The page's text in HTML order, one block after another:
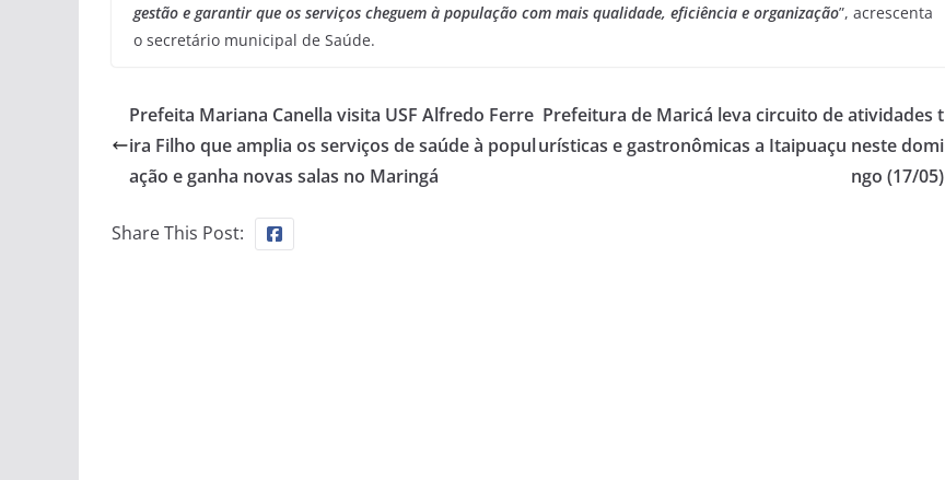
gestão e garantir que os serviços cheguem à população com mais qualidade, eficiência e organização”, acrescenta
o secretário municipal de Saúde.
Prefeita Mariana Canella visita USF Alfredo Ferre
ira Filho que amplia os serviços de saúde à popul
ação e ganha novas salas no Maringá
Prefeitura de Maricá leva circuito de atividades t
urísticas e gastronômicas a Itaipuaçu neste domi
ngo (17/05)
Share This Post: